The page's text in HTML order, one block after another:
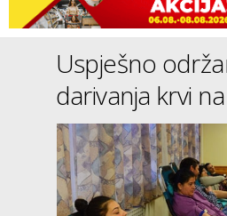
Uspješno
darivanja krvi